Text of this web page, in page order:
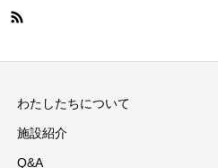
わたしたちについて
施設紹介
Q&A